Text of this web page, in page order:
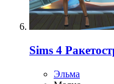
Sims 4
Эльма